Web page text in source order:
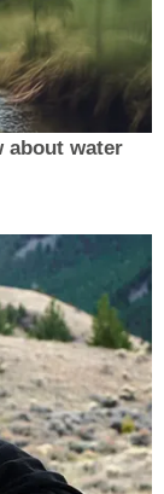
about water